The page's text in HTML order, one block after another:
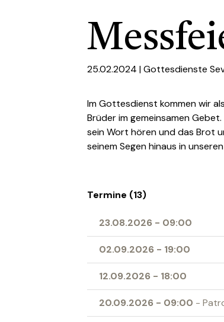
25.02.2024 |Gottesdienste
Im Gottesdienst kommen wir
Brüder im gemeinsamen
sein Wort hören und das Brot
seinem Segen hinaus in
Termine (13)
23.08.2026 - 09:00
02.09.2026 - 19:00
12.09.2026 - 18:00
20.09.2026 - 09:00 -